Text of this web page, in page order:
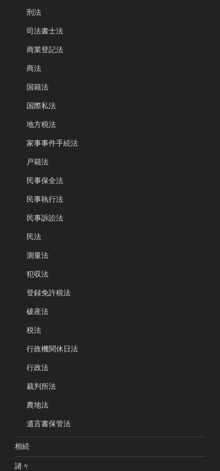
刑法
司法書士法
商業登記法
商法
国籍法
国際私法
地方税法
家事事件手続法
戸籍法
民事保全法
民事執行法
民事訴訟法
民法
測量法
犯収法
登録免許税法
破産法
税法
行政機関休日法
行政法
裁判所法
農地法
遺言書保管法
相続
諸々